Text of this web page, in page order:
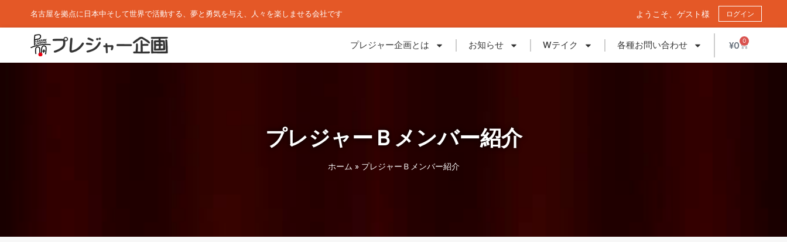
名古屋を拠点に日本中そして世界で活動する、夢と勇気を与え、人々を楽しませる会社です ようこそ、ゲスト様 ログイン
プレジャー企画とは お知らせ Wテイク 各種お問い合わせ ¥0 0
プレジャーＢメンバー紹介
ホーム » プレジャーＢメンバー紹介